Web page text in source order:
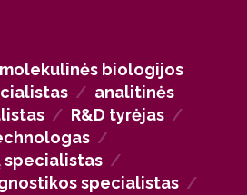
Įgytos kompetencijos itin
įmonėse, biotechnologijų
molekulinių procesų,
technologijų specialistai.
molekulinės biologijos
/ analitinės
/ R&D tyrėjas /
/
/
specialistas /